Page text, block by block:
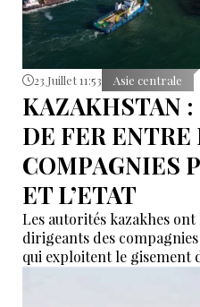
23 Juillet 11:53 Asie centrale
KAZAKHSTAN :
DE FER ENTRE
COMPAGNIES
ET L’ETAT
Les autorités kazakhes
dirigeants des
qui exploitent le gisement